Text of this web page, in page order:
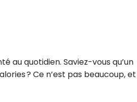
au quotidien. Saviez-vous qu’un
? Ce n’est pas beaucoup, et